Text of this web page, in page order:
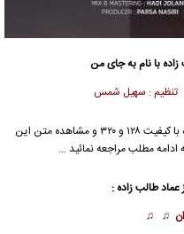
با نام به جای من
تنظیم : سهیل شمس
با کیفیت ۱۲۸ و ۳۲۰ و مشاهده متن این
مطلب مراجعه نمائید …
عماد طالب زاده :
♫ ♫